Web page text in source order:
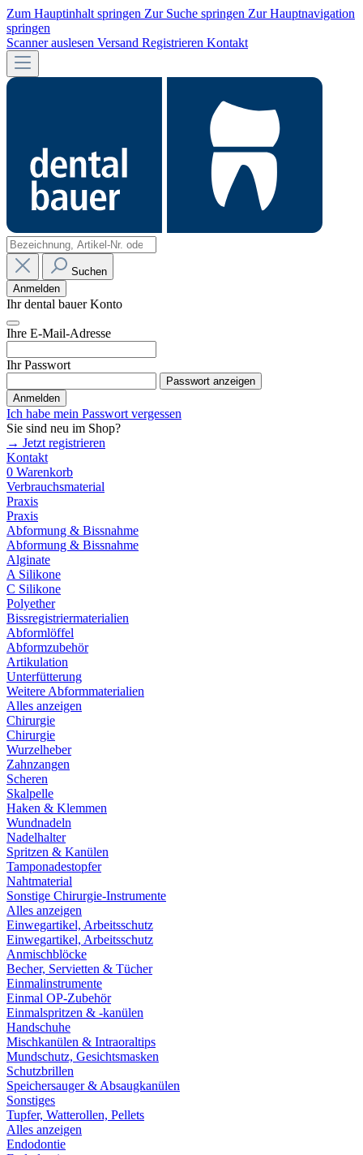
Zum Hauptinhalt springen Zur Suche springen Zur Hauptnavigation
springen
Scanner auslesen Versand Registrieren Kontakt
Suchen
Anmelden
Ihr dental bauer Konto
Ihre E-Mail-Adresse
Ihr Passwort
Passwort anzeigen
Anmelden
Ich habe mein Passwort vergessen
Sie sind neu im Shop?
→ Jetzt registrieren
Kontakt
0 Warenkorb
Verbrauchsmaterial
Praxis
Praxis
Abformung & Bissnahme
Abformung & Bissnahme
Alginate
A Silikone
C Silikone
Polyether
Bissregistriermaterialien
Abformlöffel
Abformzubehör
Artikulation
Unterfütterung
Weitere Abformmaterialien
Alles anzeigen
Chirurgie
Chirurgie
Wurzelheber
Zahnzangen
Scheren
Skalpelle
Haken & Klemmen
Wundnadeln
Nadelhalter
Spritzen & Kanülen
Tamponadestopfer
Nahtmaterial
Sonstige Chirurgie-Instrumente
Alles anzeigen
Einwegartikel, Arbeitsschutz
Einwegartikel, Arbeitsschutz
Anmischblöcke
Becher, Servietten & Tücher
Einmalinstrumente
Einmal OP-Zubehör
Einmalspritzen & -kanülen
Handschuhe
Mischkanülen & Intraoraltips
Mundschutz, Gesichtsmasken
Schutzbrillen
Speichersauger & Absaugkanülen
Sonstiges
Tupfer, Watterollen, Pellets
Alles anzeigen
Endodontie